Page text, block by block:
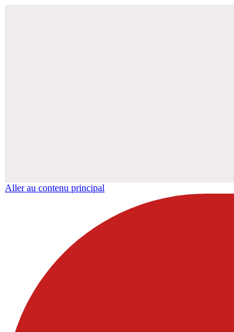
Aller au contenu principal